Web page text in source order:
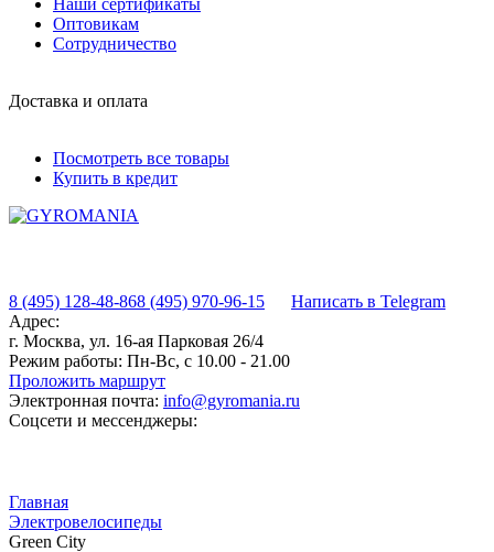
Наши сертификаты
Оптовикам
Сотрудничество
Доставка и оплата
Посмотреть все товары
Купить в кредит
8 (495) 128-48-868 (495) 970-96-15
Написать в Telegram
Адрес:
г. Москва, ул. 16-ая Парковая 26/4
Режим работы: Пн-Вс, с 10.00 - 21.00
Проложить маршрут
Электронная почта: info@gyromania.ru
Соцсети и мессенджеры:
Главная
Электровелосипеды
Green City